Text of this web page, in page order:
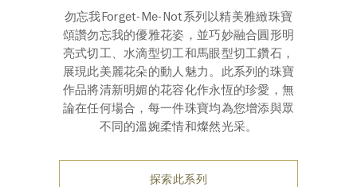
勿忘我Forget-Me-Not系列以精美雅緻珠寶
頌讚勿忘我的優雅花姿，並巧妙融合圓形明
亮式切工、水滴型切工和馬眼型切工鑽石，
展現此美麗花朵的動人魅力。此系列的珠寶
作品將清新明媚的花容化作永恆的珍愛，無
論在任何場合，每一件珠寶均為您增添與眾
不同的溫婉柔情和燦然光采。
探索此系列